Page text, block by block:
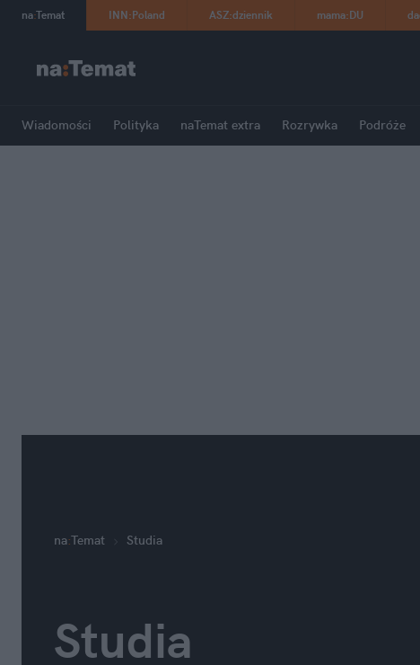
na:Temat INN:Poland ASZ:dziennik mama:DU
Wiadomości Polityka naTemat extra Rozrywka Podróże
na:Temat Studia
Studia